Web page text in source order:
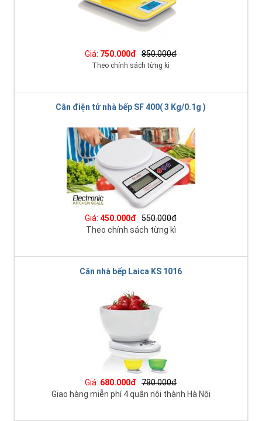
Giá: 750.000đ 850.000đ
Theo chính sách từng kì
Cân điện tử nhà bếp SF 400( 3 Kg/0.1g )
Giá: 450.000đ
550.000đ
Theo chính sách từng kì
Cân nhà bếp Laica KS 1016
Giá: 680.000đ
780.000đ
Giao hàng miễn phí 4 quận nội thành Hà Nội